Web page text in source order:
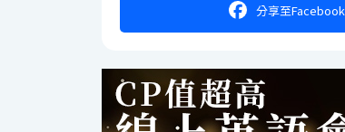
分享至Facebook